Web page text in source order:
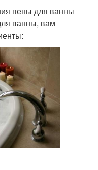
пены для ванны
ванны, вам